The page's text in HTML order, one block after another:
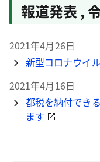
報道発表 ,
2021年4月26日
新型コロナウイ
2021年4月16日
都税を納付でき
ます